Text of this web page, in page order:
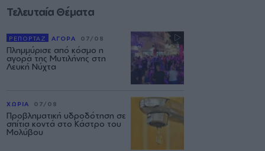
Τελευταία Θέματα
ΡΕΠΟΡΤΑΖ ΑΓΟΡΑ 07/08
Πλημμύρισε από κόσμο η
αγορά της Μυτιλήνης στη
Λευκή Νύχτα
ΧΩΡΙΑ 07/08
Προβληματική υδροδότηση σε
σπίτια κοντά στο Κάστρο του
Μολύβου